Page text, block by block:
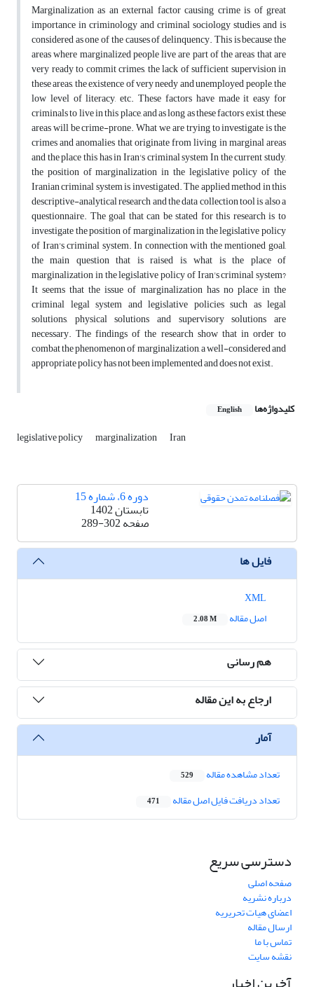
Marginalization as an external factor causing crime is of great
importance in criminology and criminal sociology studies and is
considered as one of the causes of delinquency. This is because the
areas where marginalized people live are part of the areas that are
very ready to commit crimes, the lack of sufficient supervision in
these areas, the existence of very needy and unemployed people, the
low level of literacy, etc. These factors have made it easy for
criminals to live in this place, and as long as these factors exist, these
areas will be crime-prone. What we are trying to investigate is the
crimes and anomalies that originate from living in marginal areas
and the place this has in Iran's criminal system In the current study,
the position of marginalization in the legislative policy of the
Iranian criminal system is investigated. The applied method in this
descriptive-analytical research and the data collection tool is also a
questionnaire. The goal that can be stated for this research is to
investigate the position of marginalization in the legislative policy
of Iran's criminal system. In connection with the mentioned goal,
the main question that is raised is, what is the place of
marginalization in the legislative policy of Iran's criminal system?
It seems that the issue of marginalization has no place in the
criminal legal system and legislative policies such as legal
solutions, physical solutions and supervisory solutions are
necessary. The findings of the research show that in order to
combat the phenomenon of marginalization, a well-considered and
appropriate policy has not been implemented and does not exist.
کلیدواژه‌ها English
legislative policy marginalization Iran
دوره 6، شماره 15
تابستان 1402
صفحه289-302
فایل ها
اصل مقاله
2.08 M
هم رسانی
ارجاع به این مقاله
آمار
تعداد مشاهده مقاله 529
تعداد دریافت فایل اصل مقاله 471
دسترسی سریع
صفحه اصلی
درباره نشریه
اعضای هیات تحریریه
ارسال مقاله
تماس با ما
نقشه سایت